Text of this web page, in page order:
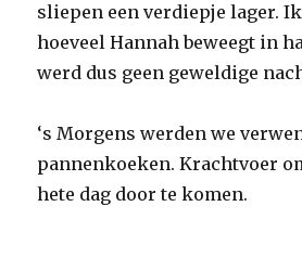
sliepen een verdiepje lager.
hoeveel Hannah beweegt in
werd dus geen geweldige
‘s Morgens werden we
pannenkoeken. Krachtvoer
hete dag door te komen.